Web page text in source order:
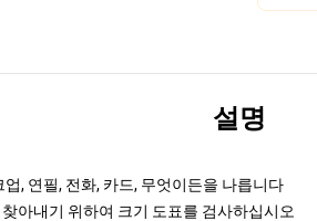
설명
, 연필, 전화, 카드, 무엇이든을 나릅니다
아내기 위하여 크기 도표를 검사하십시오